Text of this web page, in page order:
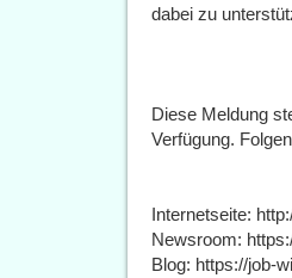
dabei zu
Diese Meldung
Verfügung.
Internetseite:
Newsroom:
Blog: https://job-